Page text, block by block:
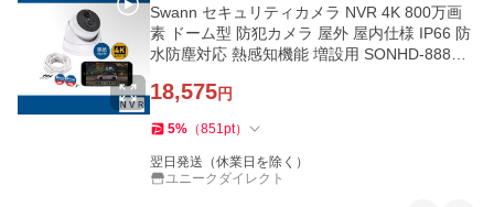
Swann セキュリティカメラ NVR 4K 800万画
素 ドーム型 防犯カメラ 屋外 屋内仕様 IP66 防
水防塵対応 熱感知機能 増設用 SONHD-888MS
18,575円
5% （851pt）
翌日発送（休業日を除く）
ユニークダイレクト